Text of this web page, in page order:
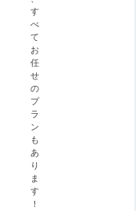
す
べ
て
お
任
せ
の
プ
ラ
ン
も
あ
り
ま
す
！